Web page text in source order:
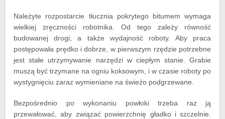
Należyte rozpostarcie tłucznia pokrytego bitumem wymaga
wielkiej zręczności robotnika. Od tego zależy równość
budowanej drogi, a także wydajność roboty. Aby praca
postępowała prędko i dobrze, w pierwszym rzędzie potrzebne
jest stałe utrzymywanie narzędzi w ciepłym stanie. Grabie
muszą być trzymane na ogniu koksowym, i w czasie roboty po
wystygnięciu zaraz wymieniane na świeżo podgrzewane.
Bezpośrednio po wykonaniu powłoki trzeba raz ją
przewałować, aby związać powierzchnię gładko i szczelnie.